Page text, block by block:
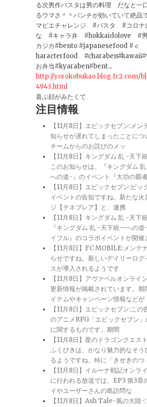
る次男作パスタは男の料理 だなと一
るウマさ＾＾パンチが効いていて絶品
マビエチャレンジ #パスタ #コロナ
な #キャラ弁 #hokkaidolove #
カジカ#bento #japanesefood #ｃ
haracterfood
お弁当#kyaraben#bent...
http://yorokobukao.blog.fc2.com/
4943.html
喜ぶ顔がみたくて
注目情報
【11月8日】エピックセブン:メン
知らせが遅れてしまったことにつ
チームからのお詫びのメッ
【11月8日】キングダム 乱 -天下
このお知らせは、『キングダム
への道-』のイベント『大功の覇
【11月8日】エピックセブン:ピッ
イベントの告知ですね。新たな火
ジ【テネブレア】と、連携
【11月8日】キングダム 乱 -天下
『キングダム 乱 -天下統一への
イフル』のコラボイベントが開催
【11月8日】FC MOBILE:メンテ
らせですね。新しいデイリーログ
スが導入されるようです
【11月8日】アヴァベルオンライ
更新情報が掲載されています。期
イテムやキャンペーン情報などが
【11月8日】エピックセブン:この
のアニメRPG「エピックセブン」
に関するものです。期間
【11月8日】星のドラゴンクエス
ふくびきは、かなり魅力的なそう
るようですね。特に「きせきのつ
【11月8日】イルーナ戦記オンラ
に行われる放送では、EP3 第3章
イやユーザーさんの島訪問な
【11月8日】Ash Tale-風の大陸-: